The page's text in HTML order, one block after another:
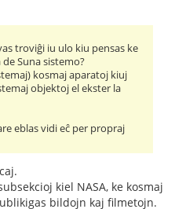
troviĝi iu ulo kiu pensas ke
Suna sistemo?
kosmaj aparatoj kiuj
objektoj el ekster la
eblas vidi eĉ per propraj
kiel NASA, ke kosmaj
bildojn kaj filmetojn.